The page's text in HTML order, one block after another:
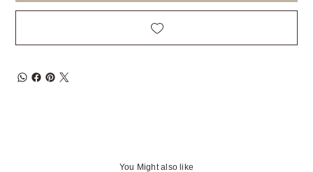
You Might also like